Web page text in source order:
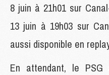
8 juin à 21h01 sur
13 juin à 19h03 sur
aussi disponible en
En attendant, le PSG